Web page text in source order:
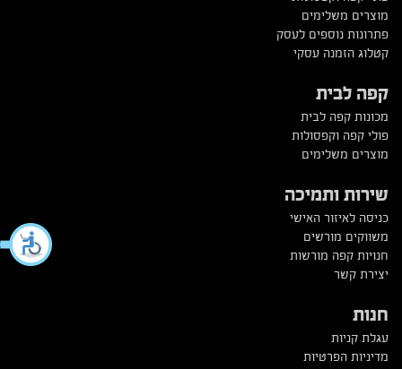
מוצרים משלימים
פתרונות נוספים לעסק
קטלוג הזמנה עסקי
קפה לבית
מכונות קפה לבית
פולי קפה וקפסולות
מוצרים משלימים
שירות ותמיכה
כניסה לאיזור האישי
משווקים מורשים
חנויות קפה מורשות
יצירת קשר
חנות
עגלת קניות
מדיניות הפרטיות